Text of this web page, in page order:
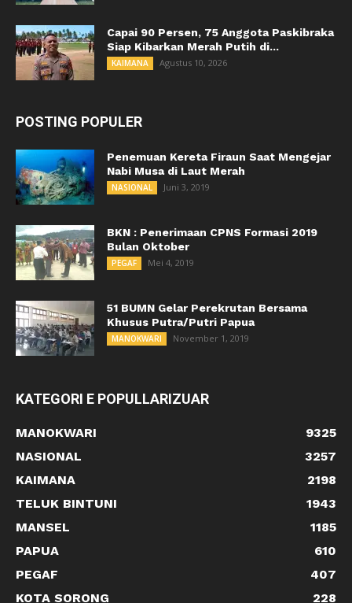
Capai 90 Persen, 75 Anggota Paskibraka
Siap Kibarkan Merah Putih di...
KAIMANA Agustus 10, 2026
POSTING POPULER
Penemuan Kereta Firaun Saat Mengejar
Nabi Musa di Laut Merah
NASIONAL Juni 3, 2019
BKN : Penerimaan CPNS Formasi 2019
Bulan Oktober
PEGAF Mei 4, 2019
51 BUMN Gelar Perekrutan Bersama
Khusus Putra/Putri Papua
MANOKWARI November 1, 2019
KATEGORI E POPULLARIZUAR
MANOKWARI
9325
NASIONAL
3257
KAIMANA
2198
TELUK BINTUNI
1943
MANSEL
1185
PAPUA
610
PEGAF
407
KOTA SORONG
228